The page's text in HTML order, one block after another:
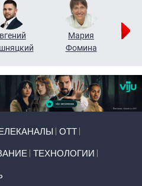
Мария
Фомина
ОТТ
ТЕХНОЛОГИИ